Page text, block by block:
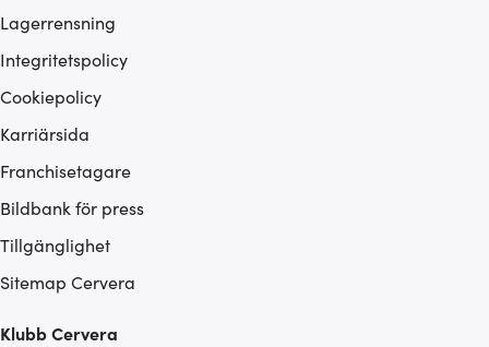
Lagerrensning
Integritetspolicy
Cookiepolicy
Karriärsida
Franchisetagare
Bildbank för press
Tillgänglighet
Sitemap Cervera
Klubb Cervera